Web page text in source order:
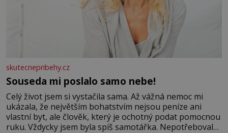
skutecnepribehy.cz
Souseda mi poslalo samo nebe!
Celý život jsem si vystačila sama. Až vážná nemoc mi
ukázala, že největším bohatstvím nejsou peníze ani
vlastní byt, ale člověk, který je ochotný podat pomocnou
ruku. Vždycky jsem byla spíš samotářka. Nepotřebovala